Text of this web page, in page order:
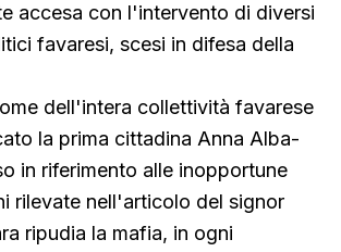
accesa con l'intervento di diversi
favaresi, scesi in difesa della
dell'intera collettività favarese
la prima cittadina Anna Alba-
in riferimento alle inopportune
rilevate nell'articolo del signor
ripudia la mafia, in ogni